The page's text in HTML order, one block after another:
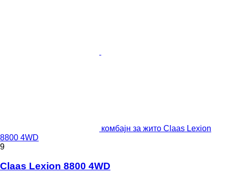
комбајн за жито Claas Lexion
8800 4WD
9
Claas Lexion 8800 4WD